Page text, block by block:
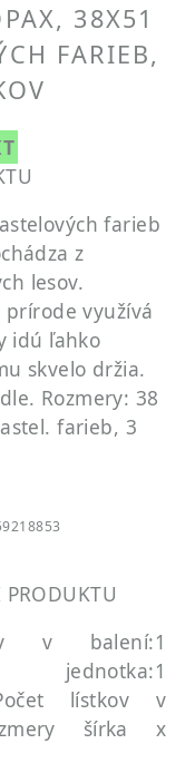
38X51
FARIEB,
farieb
z
lesov.
využívá
idú ľahko
skvelo držia.
Rozmery: 38
farieb, 3
v balení:1
lístkov v
šírka x